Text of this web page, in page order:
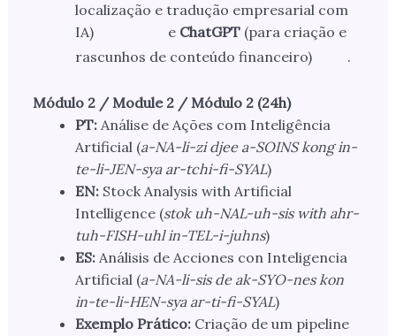
localização e tradução empresarial com
IA)
e ChatGPT(para criação e
rascunhos de conteúdo financeiro)
.
Módulo 2 / Module 2 / Módulo 2 (24h)
PT:Análise de Ações com Inteligência
Artificial (a-NA-li-zi djee a-SOINS kong in-
te-li-JEN-sya ar-tchi-fi-SYAL)
EN:Stock Analysis with Artificial
Intelligence (stok uh-NAL-uh-sis with ahr-
tuh-FISH-uhl in-TEL-i-juhns)
ES:Análisis de Acciones con Inteligencia
Artificial (a-NA-li-sis de ak-SYO-nes kon
in-te-li-HEN-sya ar-ti-fi-SYAL)
Exemplo Prático:Criação de um pipeline